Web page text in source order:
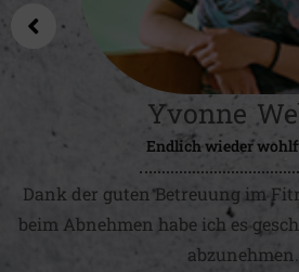
Yvonne
Endlich wieder
Dank der guten Betreuung im
beim Abnehmen habe ich es
abzunehmen.